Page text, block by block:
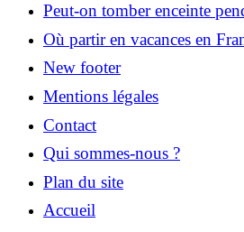
Peut-on tomber enceinte
prend la pilule ?
Où partir en vacances en
New footer
Mentions légales
Contact
Qui sommes-nous ?
Plan du site
Accueil